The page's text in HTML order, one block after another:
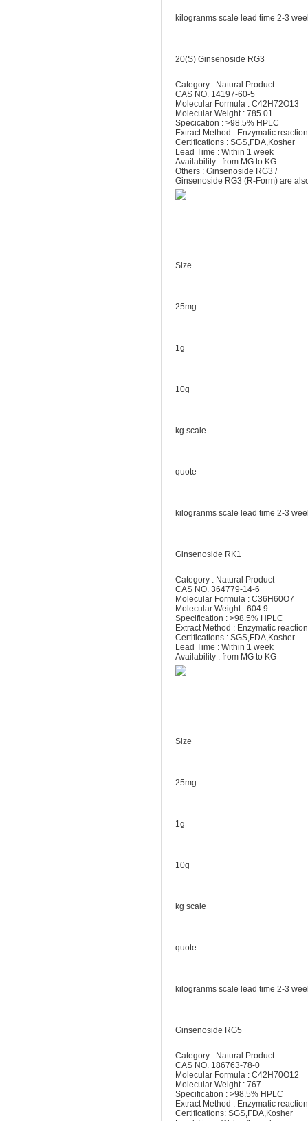
kilogranms scale lead time 2-3
20(S) Ginsenoside RG3
Category : Natural Product
CAS NO. 14197-60-5
Molecular Formula : C42H72O13
Molecular Weight : 785.01
Specication : >98.5% HPLC
Extract Method : Enzymatic reaction
Certifications : SGS,FDA,Kosher
Lead Time : Within 1 week
Availability : from MG to KG
Others : Ginsenoside RG3 /
Ginsenoside RG3 (R-Form) are
Size
25mg
1g
10g
kg scale
quote
kilogranms scale lead time 2-3
Ginsenoside RK1
Category : Natural Product
CAS NO. 364779-14-6
Molecular Formula : C36H60O7
Molecular Weight : 604.9
Specification : >98.5% HPLC
Extract Method : Enzymatic reaction
Certifications : SGS,FDA,Kosher
Lead Time : Within 1 week
Availability : from MG to KG
Size
25mg
1g
10g
kg scale
quote
kilogranms scale lead time 2-3
Ginsenoside RG5
Category : Natural Product
CAS NO. 186763-78-0
Molecular Formula : C42H70O12
Molecular Weight : 767
Specification : >98.5% HPLC
Extract Method : Enzymatic reaction
Certifications: SGS,FDA,Kosher